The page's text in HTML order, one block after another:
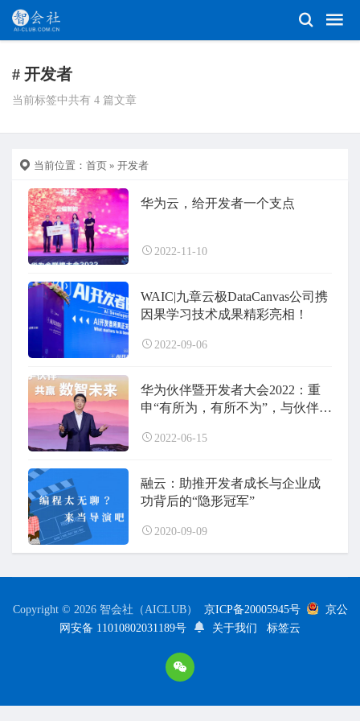
# 开发者
当前标签中共有 4 篇文章
当前位置： 首页 » 开发者
华为云，给开发者一个支点
2022-11-10
WAIC|九章云极DataCanvas公司携
因果学习技术成果精彩亮相！
2022-09-06
华为伙伴暨开发者大会2022：重
申“有所为，有所不为”，与伙伴共
2022-06-15
融云：助推开发者成长与企业成
功背后的“隐形冠军”
2020-09-09
Copyright © 2026 智会社（AICLUB） 京ICP备20005945号
京公
网安备 11010802031189号
关于我们 标签云